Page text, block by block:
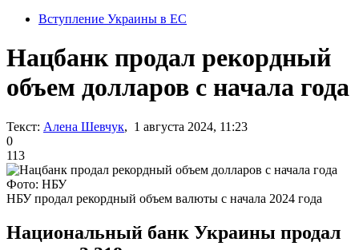
Вступление Украины в ЕС
Нацбанк продал рекордный
объем долларов с начала года
Текст: Алена Шевчук, 1 августа 2024, 11:23
0
113
Фото: НБУ
НБУ продал рекордный объем валюты с начала 2024 года
Национальный банк Украины продал